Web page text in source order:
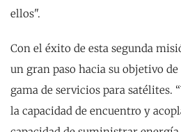
ellos".
Con el éxito de esta segunda
un gran paso hacia su objetivo
gama de servicios para satélites.
la capacidad de encuentro y